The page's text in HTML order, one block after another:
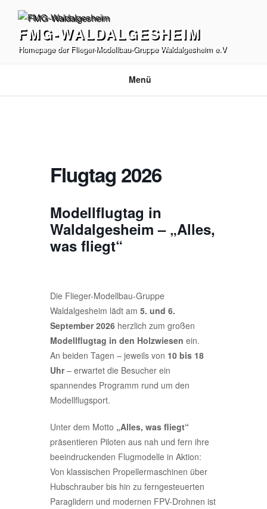
Inhalt
springenFMG-WALDALGESHEIM
Homepage der Flieger-Modellbau-Gruppe Waldalgesheim e.V
Menü
Flugtag 2026
Modellflugtag in
Waldalgesheim – „Alles,
was fliegt“
Die Flieger-Modellbau-Gruppe
Waldalgesheim lädt am 5. und 6.
September 2026 herzlich zum großen
Modellflugtag in den Holzwiesen ein.
An beiden Tagen – jeweils von 10 bis 18
Uhr– erwartet die Besucher ein
spannendes Programm rund um den
Modellflugsport.
Unter dem Motto „Alles, was fliegt“
präsentieren Piloten aus nah und fern ihre
beeindruckenden Flugmodelle in Aktion:
Von klassischen Propellermaschinen über
Hubschrauber bis hin zu ferngesteuerten
Paraglidern und modernen FPV-Drohnen ist